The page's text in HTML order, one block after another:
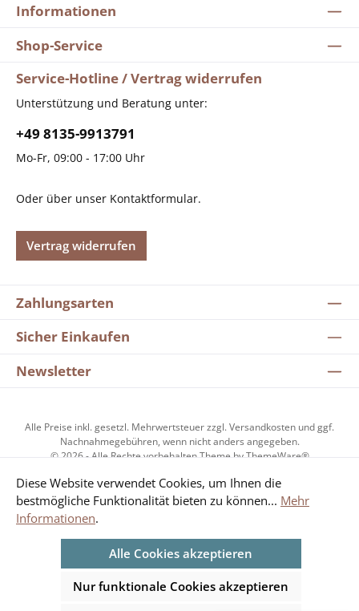
Informationen
Shop-Service
Service-Hotline / Vertrag widerrufen
Unterstützung und Beratung unter:
+49 8135-9913791
Mo-Fr, 09:00 - 17:00 Uhr
Oder über unser Kontaktformular.
Vertrag widerrufen
Zahlungsarten
Sicher Einkaufen
Newsletter
Alle Preise inkl. gesetzl. Mehrwertsteuer zzgl.Versandkosten und ggf.
Nachnahmegebühren, wenn nicht anders angegeben.
© 2026 - Alle Rechte vorbehalten Theme byThemeWare®
Durchschnittliche Bewertung von 4.85 von 5 Sternen
SEHR GUT
4.85/ 5.00
Diese Website verwendet Cookies, um Ihnen die
bestmögliche Funktionalität bieten zu können... Mehr
Informationen.
Alle Cookies akzeptieren
Nur funktionale Cookies akzeptieren